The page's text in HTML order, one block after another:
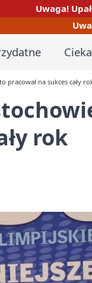
Uwaga!
pracował na sukces cały
rok